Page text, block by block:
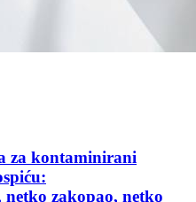
za kontaminirani
netko zakopao, netko